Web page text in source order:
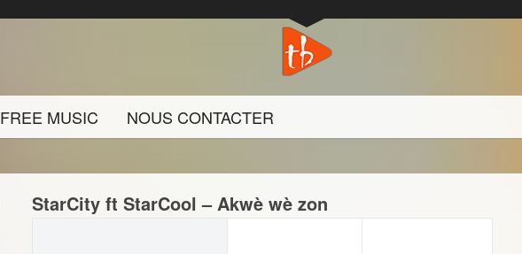
FREE MUSIC NOUS CONTACTER
StarCity ft StarCool – Akwè wè zon